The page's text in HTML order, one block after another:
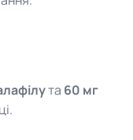
та 60 мг